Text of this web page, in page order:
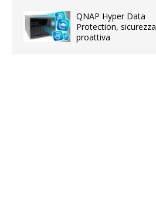
QNAP Hyper Data
Protection, sicurezza
proattiva